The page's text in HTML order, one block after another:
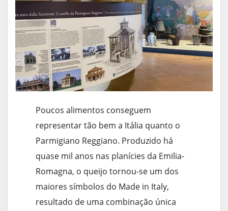
Poucos alimentos conseguem
representar tão bem a Itália quanto o
Parmigiano Reggiano. Produzido há
quase mil anos nas planícies da Emilia-
Romagna, o queijo tornou-se um dos
maiores símbolos do Made in Italy,
resultado de uma combinação única